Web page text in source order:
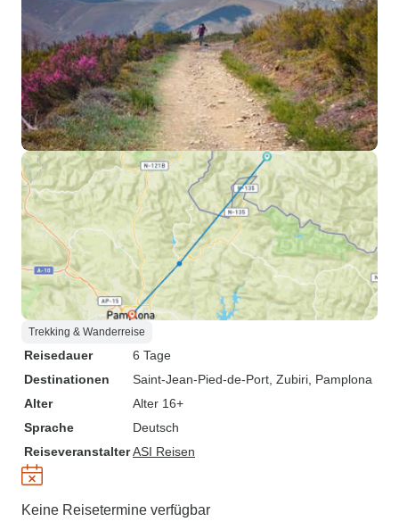
Trekking & Wanderreise
Reisedauer
6 Tage
Destinationen
Saint-Jean-Pied-de-Port , Zubiri , Pamplona
Alter
Alter 16+
Sprache
Deutsch
ReiseveranstalterASI Reisen
Keine Reisetermine verfügbar